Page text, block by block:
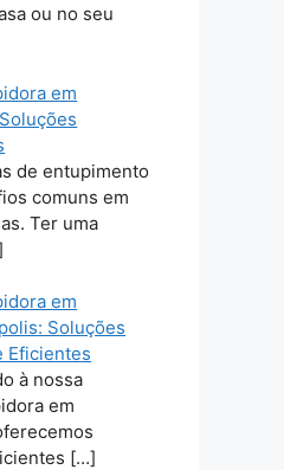
ou no seu
em
de entupimento
comuns em
Ter uma
em
Soluções
Eficientes
à nossa
em
[…]